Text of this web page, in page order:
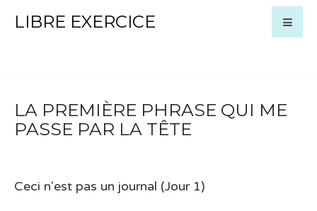
LIBRE EXERCICE
LA PREMIÈRE PHRASE QUI ME
PASSE PAR LA TÊTE
Ceci n'est pas un journal (Jour 1)